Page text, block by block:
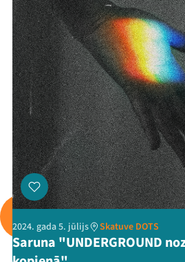
2024. gada 5. jūlijs Skatuve DOTS
Saruna "UNDERGROUND